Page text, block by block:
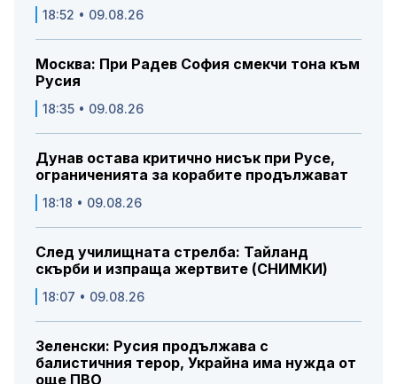
18:52 • 09.08.26
Москва: При Радев София смекчи тона към
Русия
18:35 • 09.08.26
Дунав остава критично нисък при Русе,
ограниченията за корабите продължават
18:18 • 09.08.26
След училищната стрелба: Тайланд
скърби и изпраща жертвите (СНИМКИ)
18:07 • 09.08.26
Зеленски: Русия продължава с
балистичния терор, Украйна има нужда от
още ПВО